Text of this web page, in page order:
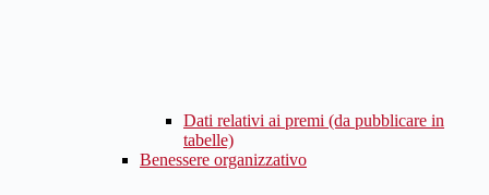
Dati relativi ai premi (da pubblicare in
tabelle)
Benessere organizzativo